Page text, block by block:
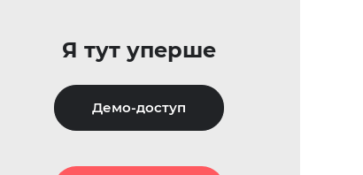
Я тут уперше
Демо-доступ